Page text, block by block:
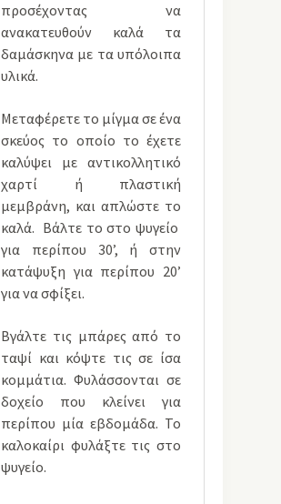
προσέχοντας να
ανακατευθούν καλά τα
δαμάσκηνα με τα υπόλοιπα
υλικά.
Μεταφέρετε το μίγμα σε ένα
σκεύος το οποίο το έχετε
καλύψει με αντικολλητικό
χαρτί ή πλαστική
μεμβράνη, και απλώστε το
καλά. Βάλτε το στο ψυγείο
για περίπου 30’, ή στην
κατάψυξη για περίπου 20’
για να σφίξει.
Βγάλτε τις μπάρες από το
ταψί και κόψτε τις σε ίσα
κομμάτια. Φυλάσσονται σε
δοχείο που κλείνει για
περίπου μία εβδομάδα. Το
καλοκαίρι φυλάξτε τις στο
ψυγείο.